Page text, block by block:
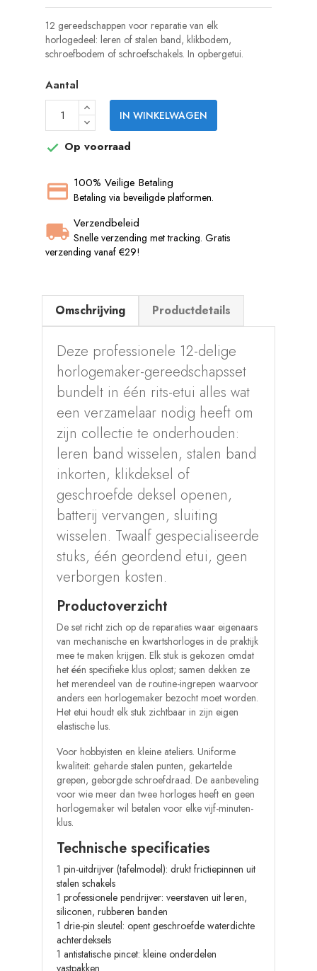
12 gereedschappen voor reparatie van elk
horlogedeel: leren of stalen band, klikbodem,
schroefbodem of schroefschakels. In opbergetui.
Aantal
IN WINKELWAGEN
 Op voorraad
100% Veilige Betaling
Betaling via beveiligde platformen.
Verzendbeleid
Snelle verzending met tracking. Gratis
verzending vanaf €29!
Omschrijving Productdetails
Deze professionele 12-delige
horlogemaker-gereedschapsset
bundelt in één rits-etui alles wat
een verzamelaar nodig heeft om
zijn collectie te onderhouden:
leren band wisselen, stalen band
inkorten, klikdeksel of
geschroefde deksel openen,
batterij vervangen, sluiting
wisselen. Twaalf gespecialiseerde
stuks, één geordend etui, geen
verborgen kosten.
Productoverzicht
De set richt zich op de reparaties waar eigenaars
van mechanische en kwartshorloges in de praktijk
mee te maken krijgen. Elk stuk is gekozen omdat
het één specifieke klus oplost; samen dekken ze
het merendeel van de routine-ingrepen waarvoor
anders een horlogemaker bezocht moet worden.
Het etui houdt elk stuk zichtbaar in zijn eigen
elastische lus.
Voor hobbyisten en kleine ateliers. Uniforme
kwaliteit: geharde stalen punten, gekartelde
grepen, geborgde schroefdraad. De aanbeveling
voor wie meer dan twee horloges heeft en geen
horlogemaker wil betalen voor elke vijf-minuten-
klus.
Technische specificaties
1 pin-uitdrijver (tafelmodel): drukt frictiepinnen uit
stalen schakels
1 professionele pendrijver: veerstaven uit leren,
siliconen, rubberen banden
1 drie-pin sleutel: opent geschroefde waterdichte
achterdeksels
1 antistatische pincet: kleine onderdelen